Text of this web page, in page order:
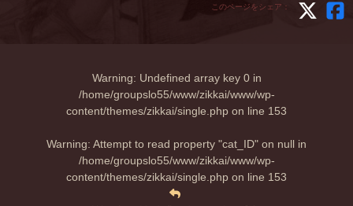
このページをシェア：
Warning: Undefined array key 0 in
/home/groupslo55/www/zikkai/www/wp-
content/themes/zikkai/single.php on line 153
Warning: Attempt to read property "cat_ID" on null in
/home/groupslo55/www/zikkai/www/wp-
content/themes/zikkai/single.php on line 153